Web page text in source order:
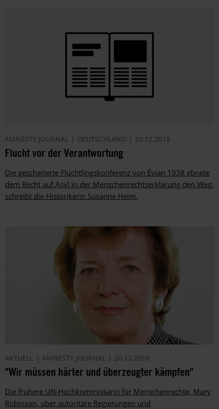
AMNESTY JOURNAL DEUTSCHLAND 20.12.2018
Flucht vor der Verantwortung
Die gescheiterte Flüchtlingskonferenz von Évian 1938 ebnete
dem Recht auf Asyl in der Menschenrechtserklärung den Weg,
schreibt die Historikerin Susanne Heim.
AKTUELL AMNESTY JOURNAL 20.12.2018
"Wir müssen härter und überzeugter kämpfen"
Die frühere UN-Hochkommissarin für Menschenrechte, Mary
Robinson, über autoritäre Regierungen und